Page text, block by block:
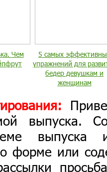
Чем
5 самых
упражнений для
бедер девушкам и
женщинам
выпуска.
выпуска
форме или